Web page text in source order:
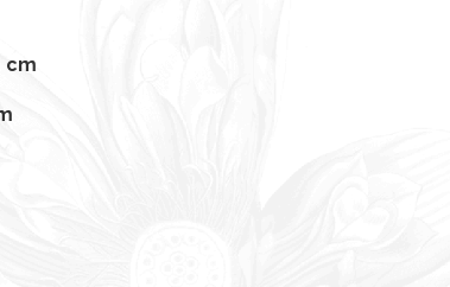
cm